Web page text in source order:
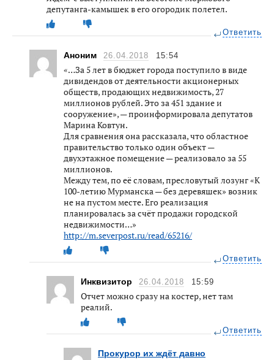
депутанга-камышек в его огородик полетел.
Ответить
Аноним 26.04.2018 15:54
«…За 5 лет в бюджет города поступило в виде
дивидендов от деятельности акционерных
обществ, продающих недвижимость, 27
миллионов рублей. Это за 451 здание и
сооружение», — проинформировала депутатов
Марина Ковтун.
Для сравнения она рассказала, что областное
правительство только один объект —
двухэтажное помещение — реализовало за 55
миллионов.
Между тем, по её словам, пресловутый лозунг «К
100-летию Мурманска — без деревяшек» возник
не на пустом месте. Его реализация
планировалась за счёт продажи городской
недвижимости…»
http://m.severpost.ru/read/65216/
Ответить
Инквизитор 26.04.2018 15:59
Отчет можно сразу на костер, нет там
реалий.
Ответить
Прокурор их ждёт давно